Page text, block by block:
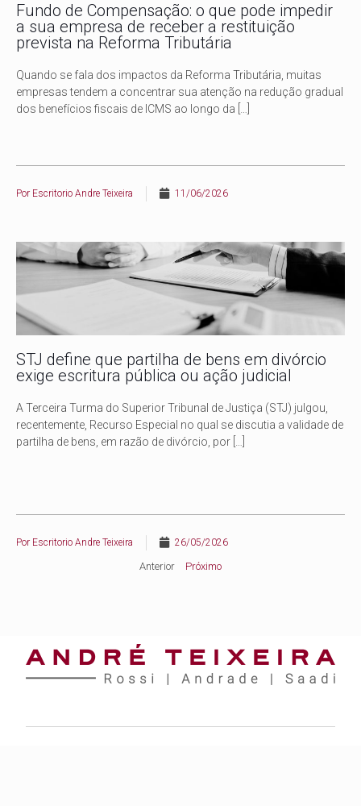
Fundo de Compensação: o que pode impedir
a sua empresa de receber a restituição
prevista na Reforma Tributária
Quando se fala dos impactos da Reforma Tributária, muitas
empresas tendem a concentrar sua atenção na redução gradual
dos benefícios fiscais de ICMS ao longo da […]
Por Escritorio Andre Teixeira 11/06/2026
STJ define que partilha de bens em divórcio
exige escritura pública ou ação judicial
A Terceira Turma do Superior Tribunal de Justiça (STJ) julgou,
recentemente, Recurso Especial no qual se discutia a validade de
partilha de bens, em razão de divórcio, por […]
Por Escritorio Andre Teixeira 26/05/2026
Anterior Próximo